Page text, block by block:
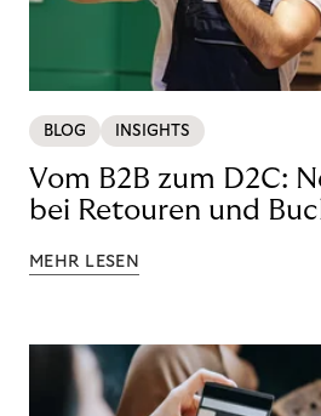
BLOG INSIGHTS
Vom B2B zum D2C:
bei Retouren und
MEHR LESEN